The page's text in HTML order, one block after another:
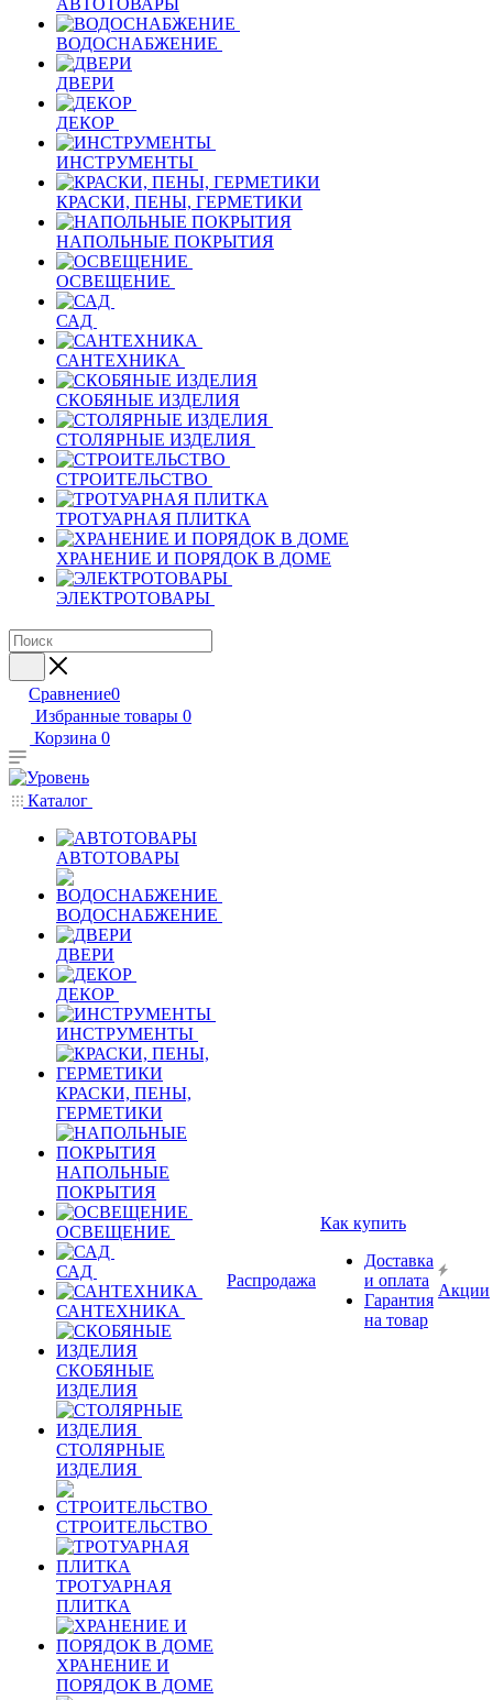
АВТОТОВАРЫ
ВОДОСНАБЖЕНИЕ
ДВЕРИ
ДЕКОР
ИНСТРУМЕНТЫ
КРАСКИ, ПЕНЫ, ГЕРМЕТИКИ
НАПОЛЬНЫЕ ПОКРЫТИЯ
ОСВЕЩЕНИЕ
САД
САНТЕХНИКА
СКОБЯНЫЕ ИЗДЕЛИЯ
СТОЛЯРНЫЕ ИЗДЕЛИЯ
СТРОИТЕЛЬСТВО
ТРОТУАРНАЯ ПЛИТКА
ХРАНЕНИЕ И ПОРЯДОК В ДОМЕ
ЭЛЕКТРОТОВАРЫ
Сравнение0
Избранные товары 0
Корзина 0
Каталог
АВТОТОВАРЫ
ВОДОСНАБЖЕНИЕ
ДВЕРИ
ДЕКОР
ИНСТРУМЕНТЫ
КРАСКИ, ПЕНЫ,
ГЕРМЕТИКИ
НАПОЛЬНЫЕ
ПОКРЫТИЯ
ОСВЕЩЕНИЕ
САД
САНТЕХНИКА
СКОБЯНЫЕ
ИЗДЕЛИЯ
СТОЛЯРНЫЕ
ИЗДЕЛИЯ
СТРОИТЕЛЬСТВО
ТРОТУАРНАЯ
ПЛИТКА
ХРАНЕНИЕ И
ПОРЯДОК В ДОМЕ
Распродажа
Как купить
Доставка
и оплата
Гарантия
на товар
Акции